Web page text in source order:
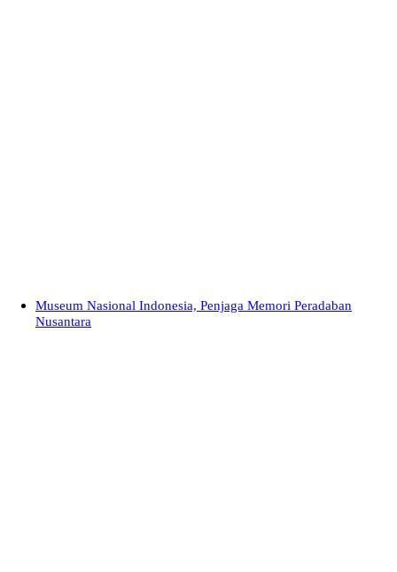
Museum Nasional Indonesia, Penjaga Memori Peradaban
Nusantara